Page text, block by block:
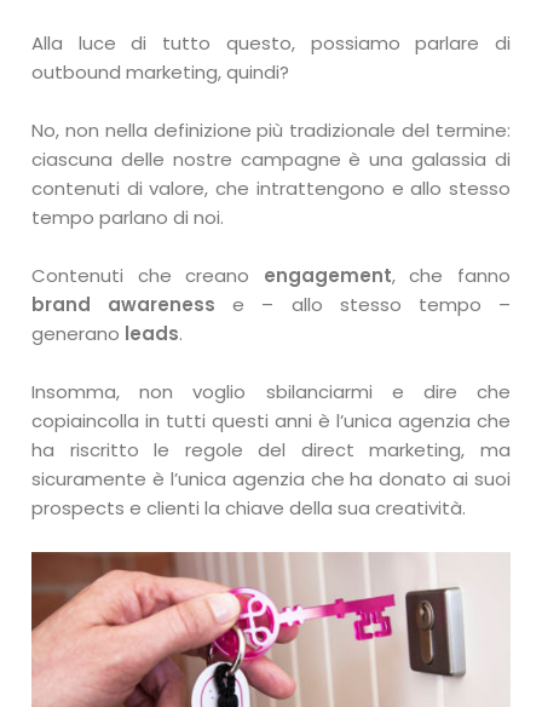
Alla luce di tutto questo, possiamo parlare di
outbound marketing, quindi?
No, non nella definizione più tradizionale del termine:
ciascuna delle nostre campagne è una galassia di
contenuti di valore, che intrattengono e allo stesso
tempo parlano di noi.
Contenuti che creano engagement, che fanno
brand awareness e – allo stesso tempo –
generano leads.
Insomma, non voglio sbilanciarmi e dire che
copiaincolla in tutti questi anni è l’unica agenzia che
ha riscritto le regole del direct marketing, ma
sicuramente è l’unica agenzia che ha donato ai suoi
prospects e clienti la chiave della sua creatività.